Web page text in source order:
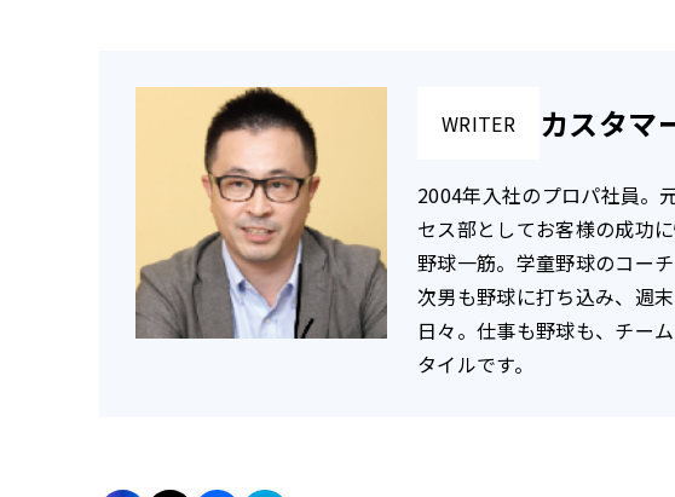
WRITER カスタマ
2004年入社のプロパ社員。
セス部としてお客様の成功
野球一筋。学童野球のコー
次男も野球に打ち込み、週
日々。仕事も野球も、チー
タイルです。